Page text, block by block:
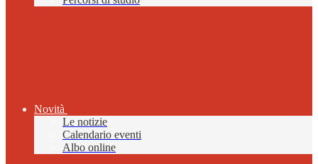
Novità
Le notizie
Calendario eventi
Albo online